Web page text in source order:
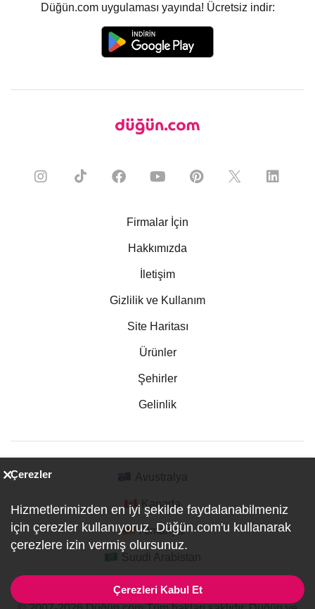
Düğün.com uygulaması yayında! Ücretsiz indir:
Firmalar İçin
Hakkımızda
İletişim
Gizlilik ve Kullanım
Site Haritası
Ürünler
Şehirler
Gelinlik
Kanada
Almanya
Çerezler
Hizmetlerimizden en iyi şekilde faydalanabilmeniz
için çerezler kullanıyoruz. Düğün.com'u kullanarak
çerezlere izin vermiş olursunuz.
Çerezleri Kabul Et